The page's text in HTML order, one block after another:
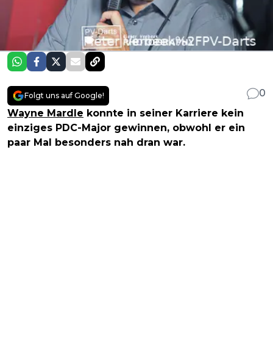
Folgt uns auf Google!
0
Wayne Mardle konnte in seiner Karriere kein
einziges PDC-Major gewinnen, obwohl er ein
paar Mal besonders nah dran war.